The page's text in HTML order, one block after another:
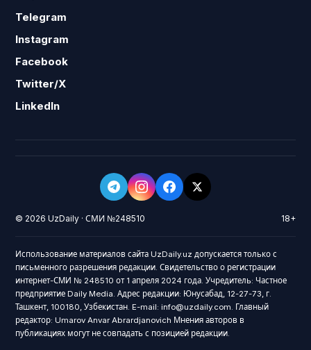
Telegram
Instagram
Facebook
Twitter/X
LinkedIn
© 2026 UzDaily · СМИ №248510 18+
Использование материалов сайта UzDaily.uz допускается только с
письменного разрешения редакции. Свидетельство о регистрации
интернет-СМИ № 248510 от 1 апреля 2024 года. Учредитель: Частное
предприятие Daily Media. Адрес редакции: Юнусабад, 12-27-73, г.
Ташкент, 100180, Узбекистан. E-mail: info@uzdaily.com. Главный
редактор: Umarov Anvar Abrardjanovich Мнения авторов в
публикациях могут не совпадать с позицией редакции.